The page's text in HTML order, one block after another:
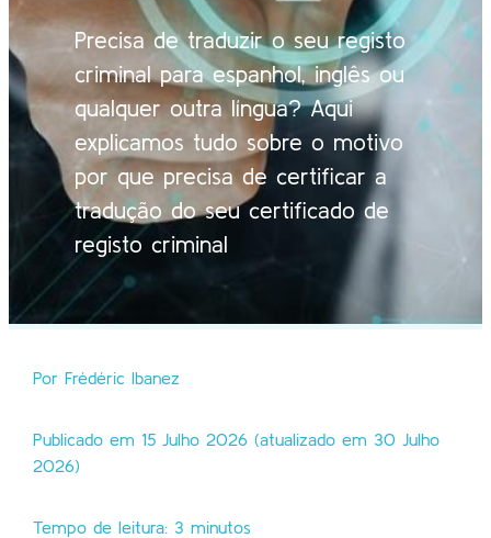
Precisa de traduzir o seu registo
criminal para espanhol, inglês ou
qualquer outra língua? Aqui
explicamos tudo sobre o motivo
por que precisa de certificar a
tradução do seu certificado de
registo criminal
Por Frédéric Ibanez
Publicado em 15 Julho 2026 (atualizado em 30 Julho
2026)
Tempo de leitura: 3 minutos